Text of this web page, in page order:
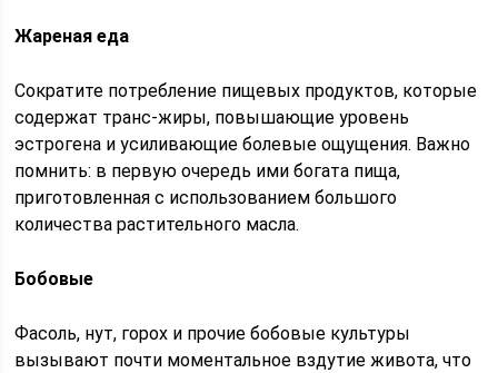
Жареная еда
Сократите потребление пищевых продуктов, которые
содержат транс-жиры, повышающие уровень
эстрогена и усиливающие болевые ощущения. Важно
помнить: в первую очередь ими богата пища,
приготовленная с использованием большого
количества растительного масла.
Бобовые
Фасоль, нут, горох и прочие бобовые культуры
вызывают почти моментальное вздутие живота, что